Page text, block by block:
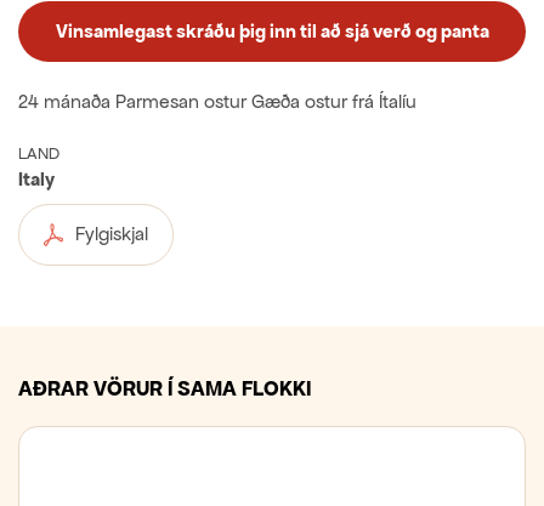
Vinsamlegast skráðu þig inn til að sjá verð og panta
24 mánaða Parmesan ostur Gæða ostur frá Ítalíu
LAND
Italy
Fylgiskjal
AÐRAR VÖRUR Í SAMA FLOKKI